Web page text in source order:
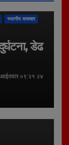
स्थानीय समाचार
डेढ
०९:२१ २४